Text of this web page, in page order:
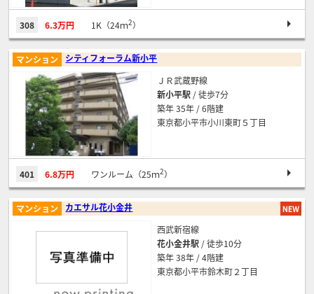
308 6.3万円 1K（24ｍ2）
シティフォーラム新小平
マンション
ＪＲ武蔵野線
新小平駅 / 徒歩7分
築年 35年 / 6階建
東京都小平市小川東町５丁目
401 6.8万円 ワンルーム（25ｍ2）
カエサル花小金井
マンション
西武新宿線
花小金井駅 / 徒歩10分
築年 38年 / 4階建
東京都小平市鈴木町２丁目